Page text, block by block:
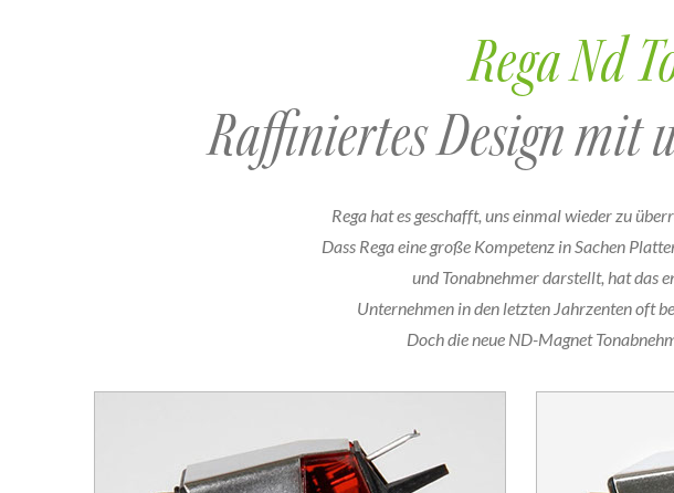
Rega Nd
Raffiniertes Design mit
Rega hat es geschafft, uns einmal wieder zu
Dass Rega eine große Kompetenz in Sachen
und Tonabnehmer darstellt, hat das
Unternehmen in den letzten Jahrzenten oft
Doch die neue ND-Magnet